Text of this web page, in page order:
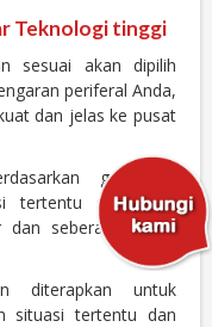
Teknologi tinggi
sesuai akan dipilih
periferal Anda,
dan jelas ke pusat
gangguan
tertentu sepanjang
dan seberapa besar
diterapkan untuk
situasi tertentu dan